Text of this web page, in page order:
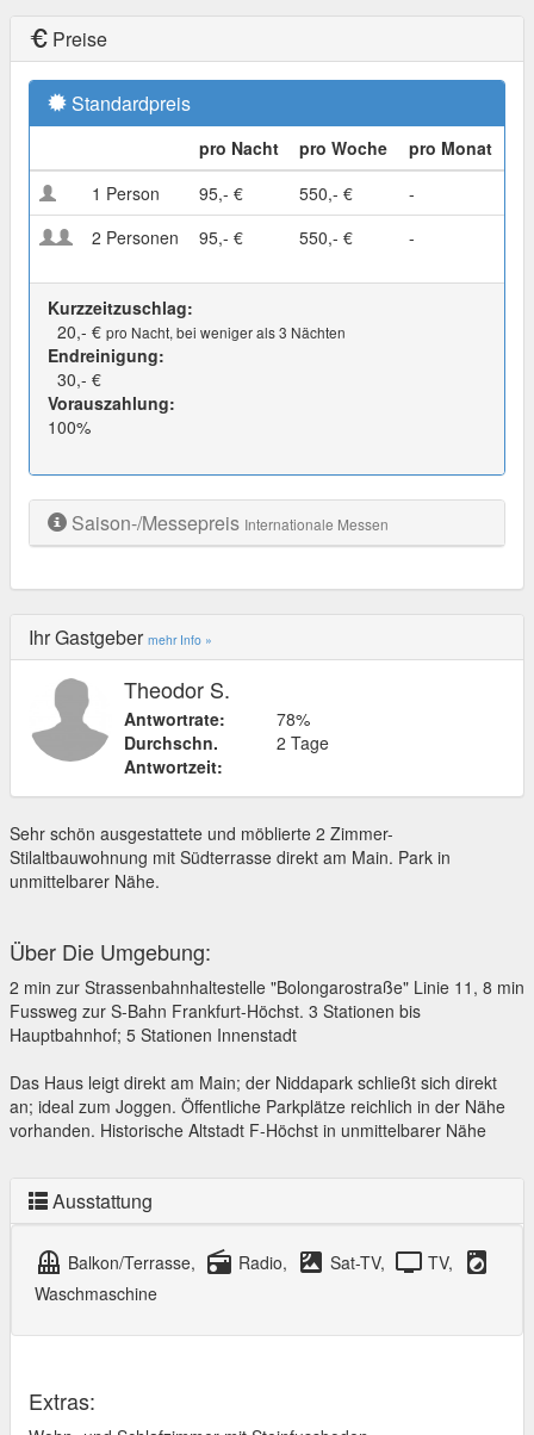
Preise
Standardpreis
pro Nacht pro Woche
pro Monat
1 Person
95,- € 550,- €
-
2 Personen
95,- € 550,- € -
Kurzzeitzuschlag:
20,- € pro Nacht, bei weniger als 3 Nächten
Endreinigung:
30,- €
Vorauszahlung:
100%
Saison-/Messepreis Internationale Messen
Ihr Gastgeber mehr Info »
Theodor S.
Antwortrate:
78%
Durchschn.
Antwortzeit:
2 Tage
Sehr schön ausgestattete und möblierte 2 Zimmer-
Stilaltbauwohnung mit Südterrasse direkt am Main. Park in
unmittelbarer Nähe.
Über Die Umgebung:
2 min zur Strassenbahnhaltestelle "Bolongarostraße" Linie 11, 8 min
Fussweg zur S-Bahn Frankfurt-Höchst. 3 Stationen bis
Hauptbahnhof; 5 Stationen Innenstadt
Das Haus leigt direkt am Main; der Niddapark schließt sich direkt
an; ideal zum Joggen. Öffentliche Parkplätze reichlich in der Nähe
vorhanden. Historische Altstadt F-Höchst in unmittelbarer Nähe
Ausstattung
balcony Balkon/Terrasse, radio Radio, satellite Sat-TV, tv TV, local_laundry_service
Waschmaschine
Extras: